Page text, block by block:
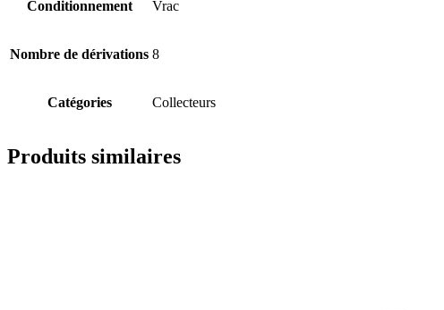
Conditionnement Vrac
Nombre de dérivations 8
Catégories Collecteurs
Produits similaires